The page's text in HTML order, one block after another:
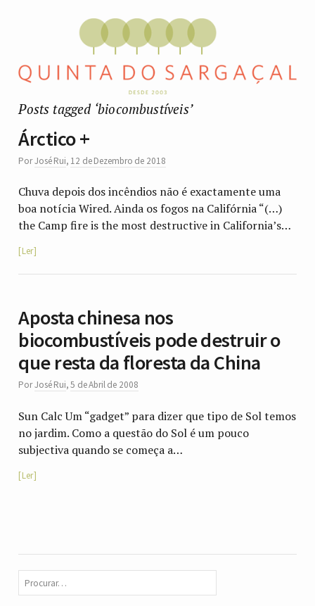
Posts tagged ‘biocombustíveis’
Árctico +
PorJosé Rui, 12 de Dezembro de 2018
Chuva depois dos incêndios não é exactamente uma
boa notícia Wired. Ainda os fogos na Califórnia “(…)
the Camp fire is the most destructive in California’s…
Ler
Aposta chinesa nos
biocombustíveis pode destruir o
que resta da floresta da China
PorJosé Rui,5 de Abril de 2008
Sun Calc Um “gadget” para dizer que tipo de Sol temos
no jardim. Como a questão do Sol é um pouco
subjectiva quando se começa a…
Ler